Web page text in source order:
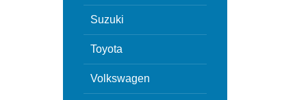
Suzuki
Toyota
Volkswagen